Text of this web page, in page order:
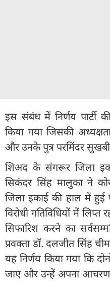
इस संबंध में निर्णय
किया गया जिसकी
और उनके पुत्र परमिंदर
शिअद के संगरूर जिला
सिकंदर सिंह मालुका ने
जिला इकाई की हाल में हुई
विरोधी गतिविधियों में
सिफारिश करने का
प्रवक्ता डॉ. दलजीत सिंह
यह निर्णय किया गया कि
जाए और उन्हें अपना आचरण